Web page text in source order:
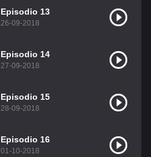
Episodio 13
26-09-2018
Episodio 14
27-09-2018
Episodio 15
28-09-2018
Episodio 16
01-10-2018